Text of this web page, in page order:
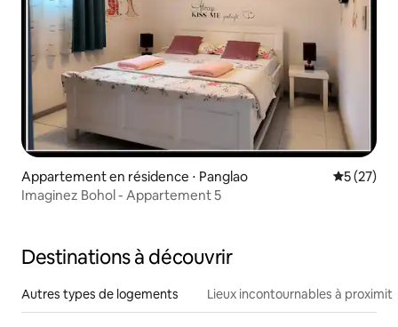
Appartement en résidence ⋅ Panglao
5 (27)
Imaginez Bohol - Appartement 5
Destinations à découvrir
Autres types de logements Lieux incontournables à